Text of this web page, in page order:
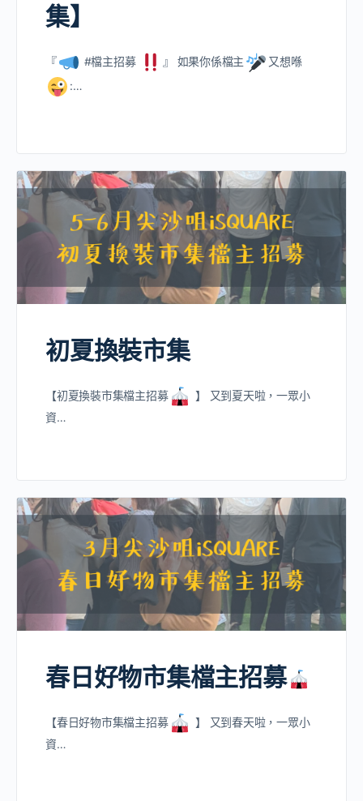
集】
『 #檔主招募 』 如果你係檔主
又想喺
:…
初夏換裝市集
【初夏換裝市集檔主招募
】 又到夏天啦，一眾小
資…
春日好物市集檔主招募
【春日好物市集檔主招募
】 又到春天啦，一眾小
資…